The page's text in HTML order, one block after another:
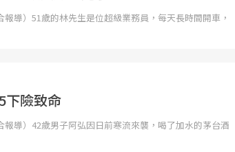
報導）51歲的林先生是位超級業務員，每天長時間開車，
險致命
報導）42歲男子阿弘因日前寒流來襲，喝了加水的茅台酒
向「健康照護」的新時代。隨著國家政策
務，更是民眾了解自身健康狀況、啟動健
康管理的重要起點。
康新生活」，從講座、體驗到運動，全面